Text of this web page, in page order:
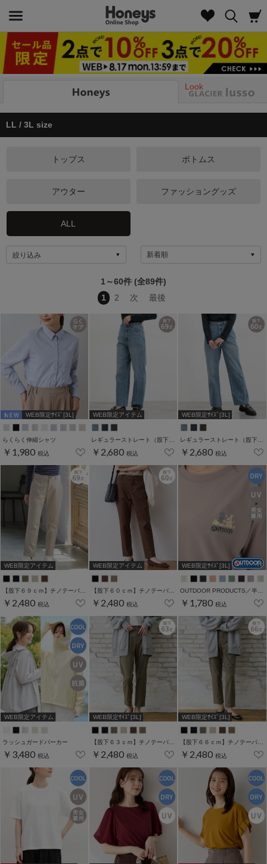
Look
LL / 3L size
トップス ボトムス
アウター ファッショングッズ
ALL
絞り込み
1～60件 (全89件)
1
2 次 最後
WEB限定ｻｲｽﾞ[3L]
らくらく伸縮シャツ
￥1,980 税込
WEB限定アイテム
￥2,680 税込
WEB限定ｻｲｽﾞ[3L]
￥2,680 税込
WEB限定アイテム
￥2,480 税込
WEB限定アイテム
￥2,480 税込
WEB限定ｻｲｽﾞ[3L]
￥1,780 税込
WEB限定アイテム
ラッシュガードパーカー
￥3,480 税込
WEB限定ｻｲｽﾞ[3L]
￥2,480 税込
WEB限定ｻｲｽﾞ[3L]
￥2,480 税込